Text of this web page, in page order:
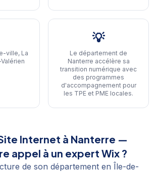
ville, La
💡
Le département de
Nanterre accélère sa
transition numérique avec
des programmes
d'accompagnement pour
les TPE et PME locales.
Internet à Nanterre —
appel à un expert Wix ?
de son département en Île-de-